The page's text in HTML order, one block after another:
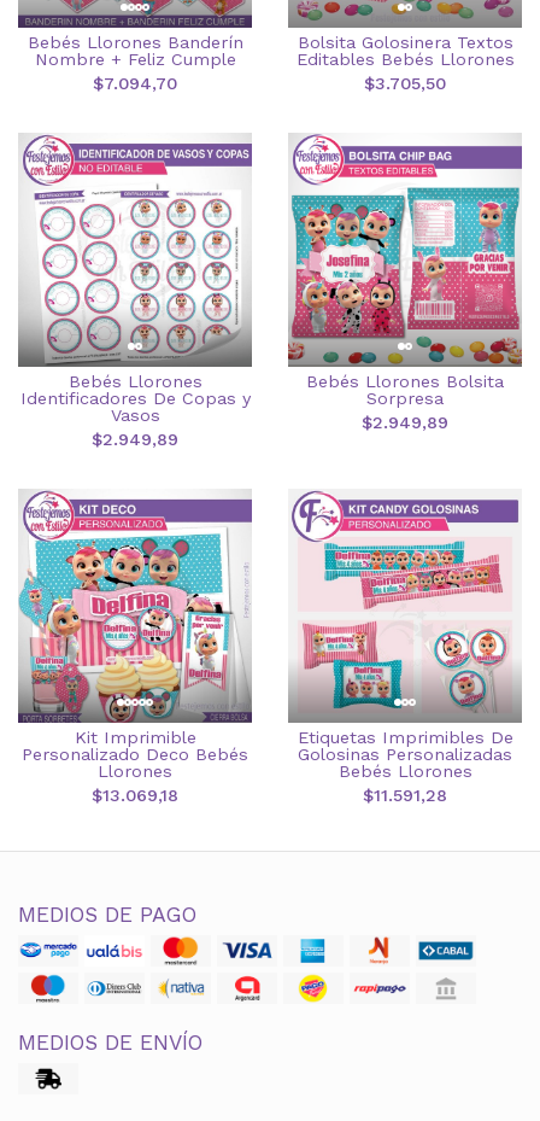
Bebés Llorones Banderín
Nombre + Feliz Cumple
$7.094,70
Bolsita Golosinera Textos
Editables Bebés Llorones
$3.705,50
Bebés Llorones
Identificadores De Copas y
Vasos
$2.949,89
Bebés Llorones Bolsita
Sorpresa
$2.949,89
Kit Imprimible
Personalizado Deco Bebés
Llorones
$13.069,18
Etiquetas Imprimibles De
Golosinas Personalizadas
Bebés Llorones
$11.591,28
MEDIOS DE PAGO
MEDIOS DE ENVÍO